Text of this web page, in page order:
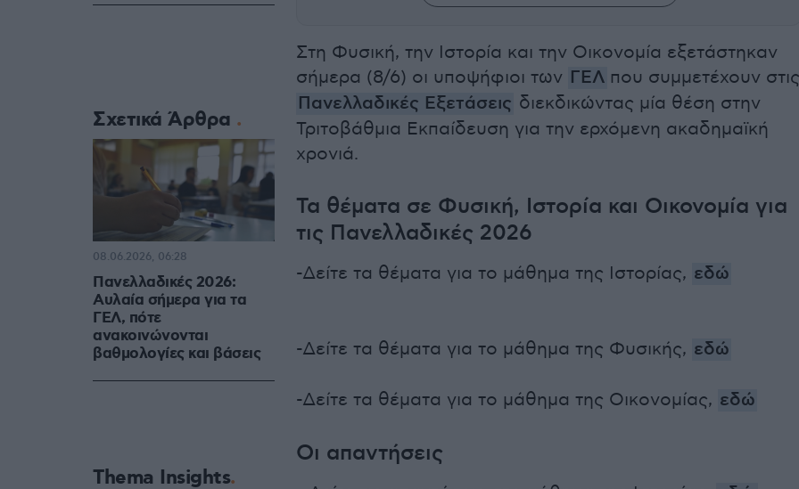
Στη Φυσική, την Ιστορία και την Οικονομία εξετάστηκαν
σήμερα (8/6) οι υποψήφιοι των ΓΕΛ που συμμετέχουν στις
Πανελλαδικές Εξετάσεις διεκδικώντας μία θέση στην
Τριτοβάθμια Εκπαίδευση για την ερχόμενη ακαδημαϊκή
χρονιά.
Τα θέματα σε Φυσική, Ιστορία και Οικονομία για
τις Πανελλαδικές 2026
-Δείτε τα θέματα για το μάθημα της Ιστορίας, εδώ
-Δείτε τα θέματα για το μάθημα της Φυσικής, εδώ
-Δείτε τα θέματα για το μάθημα της Οικονομίας, εδώ
Οι απαντήσεις
Σχετικά Άρθρα
Πανελλαδικές 2026:
Αυλαία σήμερα για τα
ΓΕΛ, πότε
ανακοινώνονται
βαθμολογίες και βάσεις
08.06.2026, 06:28
Thema Insights